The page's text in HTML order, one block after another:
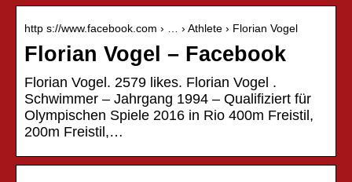
http s://www.facebook.com › … › Athlete › Florian Vogel
Florian Vogel – Facebook
Florian Vogel. 2579 likes. Florian Vogel .
Schwimmer – Jahrgang 1994 – Qualifiziert für
Olympischen Spiele 2016 in Rio 400m Freistil,
200m Freistil,…